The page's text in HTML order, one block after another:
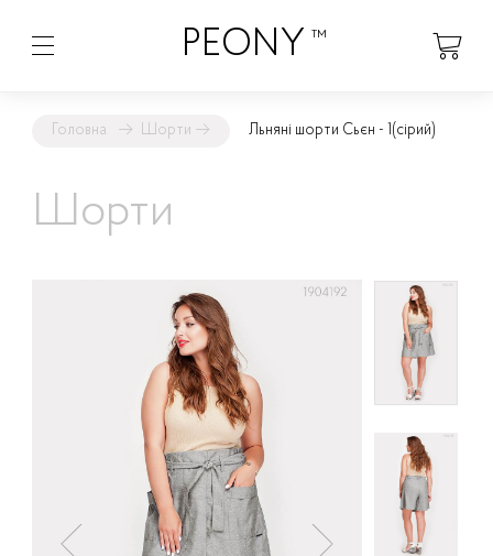
PEONY ™
Головна → Шорти → Льняні шорти Сьєн - 1(сірий)
Шорти